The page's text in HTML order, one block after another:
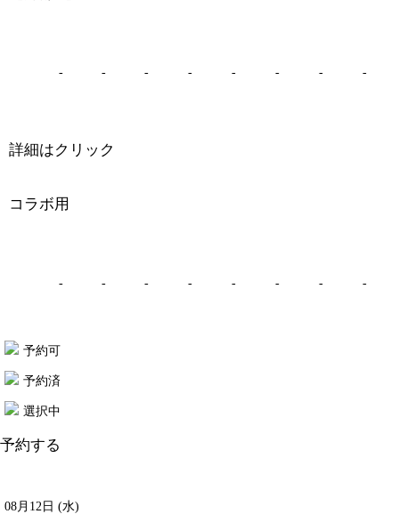
- - - - - - - -
詳細はクリック
コラボ用
- - - - - - - -
予約可
予約済
選択中
予約する
08月12日 (水)